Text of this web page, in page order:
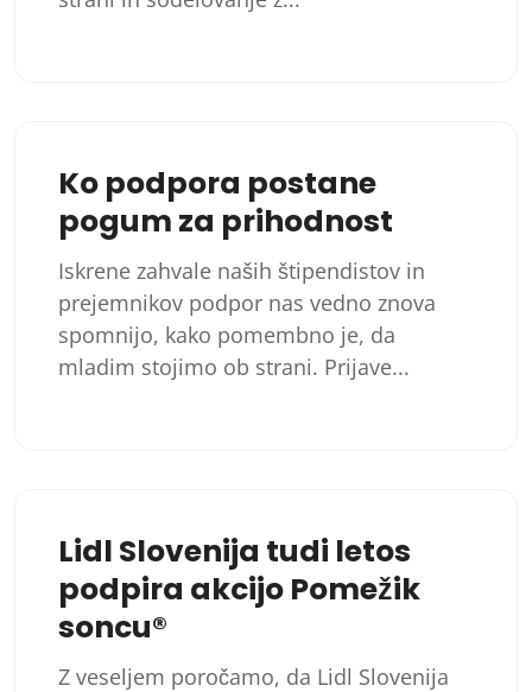
Ko podpora postane
pogum za prihodnost
Iskrene zahvale naših štipendistov in
prejemnikov podpor nas vedno znova
spomnijo, kako pomembno je, da
mladim stojimo ob strani. Prijave...
Lidl Slovenija tudi letos
podpira akcijo Pomežik
soncu®
Z veseljem poročamo, da Lidl Slovenija